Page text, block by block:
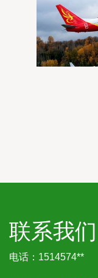
联系我
电话：1514574**